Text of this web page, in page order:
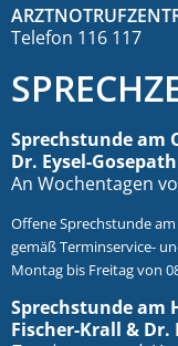
Telefon 116 117
Sprechstunde am
Dr. Eysel-
An Wochentagen
Offene Sprechstunde
gemäß Terminservice-
Montag bis Freitag von
Sprechstunde am
Fischer-Krall & Dr.